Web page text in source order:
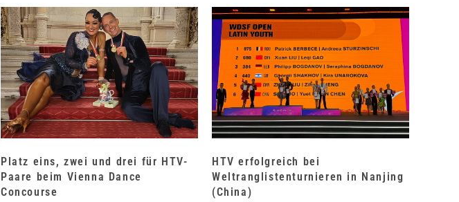
Platz eins, zwei und drei für HTV-
Paare beim Vienna Dance
Concourse
HTV erfolgreich bei
Weltranglistenturnieren in Nanjing
(China)